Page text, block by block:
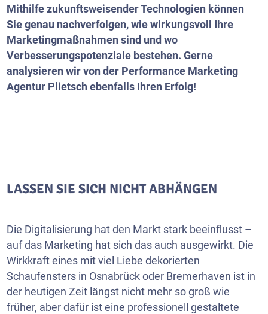
Mithilfe zukunftsweisender Technologien können
Sie genau nachverfolgen, wie wirkungsvoll Ihre
Marketingmaßnahmen sind und wo
Verbesserungspotenziale bestehen. Gerne
analysieren wir von der Performance Marketing
Agentur Plietsch ebenfalls Ihren Erfolg!
LASSEN SIE SICH NICHT ABHÄNGEN
Die Digitalisierung hat den Markt stark beeinflusst –
auf das Marketing hat sich das auch ausgewirkt. Die
Wirkkraft eines mit viel Liebe dekorierten
Schaufensters in Osnabrück oder Bremerhaven ist in
der heutigen Zeit längst nicht mehr so groß wie
früher, aber dafür ist eine professionell gestaltete